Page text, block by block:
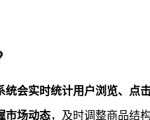
统会实时统计用户浏览、点
市场动态，及时调整商品结